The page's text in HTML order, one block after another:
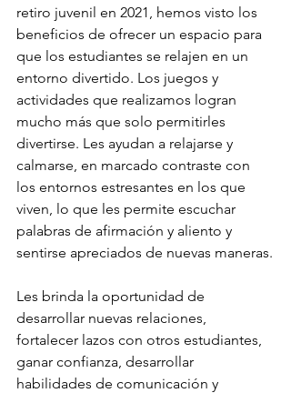
retiro juvenil en 2021, hemos visto los
beneficios de ofrecer un espacio para
que los estudiantes se relajen en un
entorno divertido. Los juegos y
actividades que realizamos logran
mucho más que solo permitirles
divertirse. Les ayudan a relajarse y
calmarse, en marcado contraste con
los entornos estresantes en los que
viven, lo que les permite escuchar
palabras de afirmación y aliento y
sentirse apreciados de nuevas maneras.
Les brinda la oportunidad de
desarrollar nuevas relaciones,
fortalecer lazos con otros estudiantes,
ganar confianza, desarrollar
habilidades de comunicación y